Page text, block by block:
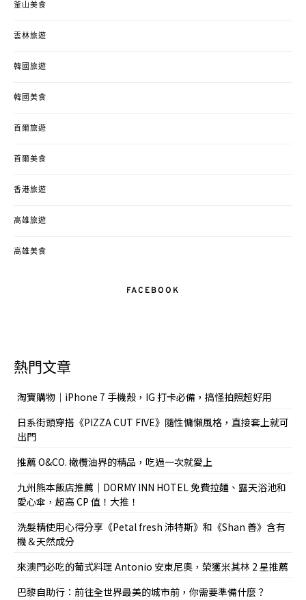
釜山美食
雲林旅遊
韓國旅遊
韓國美食
首爾旅遊
首爾美食
香港旅遊
高雄旅遊
高雄美食
FACEBOOK
熱門文章
淘寶購物｜iPhone 7 手機殼，IG 打卡必備，搞怪拍照超好用
日系街頭穿搭《PIZZA CUT FIVE》隨性慵懶風格，直接套上就可
出門
推薦 O&CO. 橄欖油界的精品，吃過一次就愛上
九州熊本飯店推薦｜DORMY INN HOTEL 免費拉麵、露天浴池和
愛心傘，超高 CP 值！大推！
洗髮精使用心得分享《Petal fresh 沛特斯》和《Shan 善》含有
機＆天然成分
來澳門必吃的葡式料理 Antonio 安東尼奧，榮獲米其林 2 星推薦
巴黎自助行：前往全世界最美的城市前，你需要準備什麼？